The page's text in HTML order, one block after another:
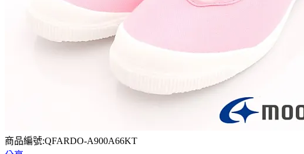
商品編號:QFARDO-A900A66KT